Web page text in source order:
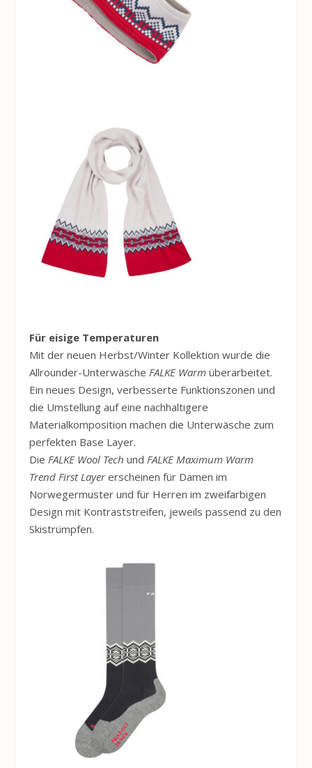
Für eisige Temperaturen
Mit der neuen Herbst/Winter Kollektion wurde die
Allrounder-UnterwäscheFALKE Warm überarbeitet.
Ein neues Design, verbesserte Funktionszonen und
die Umstellung auf eine nachhaltigere
Materialkomposition machen die Unterwäsche zum
perfekten Base Layer.
DieFALKE Wool Tech undFALKE Maximum Warm
Trend First Layererscheinen für Damen im
Norwegermuster und für Herren im zweifarbigen
Design mit Kontraststreifen, jeweils passend zu den
Skistrümpfen.